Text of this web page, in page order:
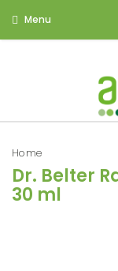
Menu
Home
Dr. Belter
30 ml